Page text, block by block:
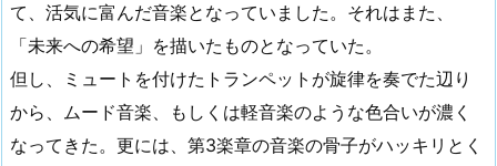
て、活気に富んだ音楽となっていました。それはまた、
「未来への希望」を描いたものとなっていた。
但し、ミュートを付けたトランペットが旋律を奏でた辺り
から、ムード音楽、もしくは軽音楽のような色合いが濃く
なってきた。更には、第3楽章の音楽の骨子がハッキリとく